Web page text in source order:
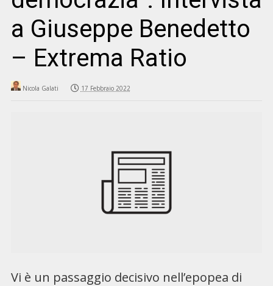
a Giuseppe Benedetto
– Extrema Ratio
Nicola Galati 17 Febbraio 2022
Vi è un passaggio decisivo nell’epopea di